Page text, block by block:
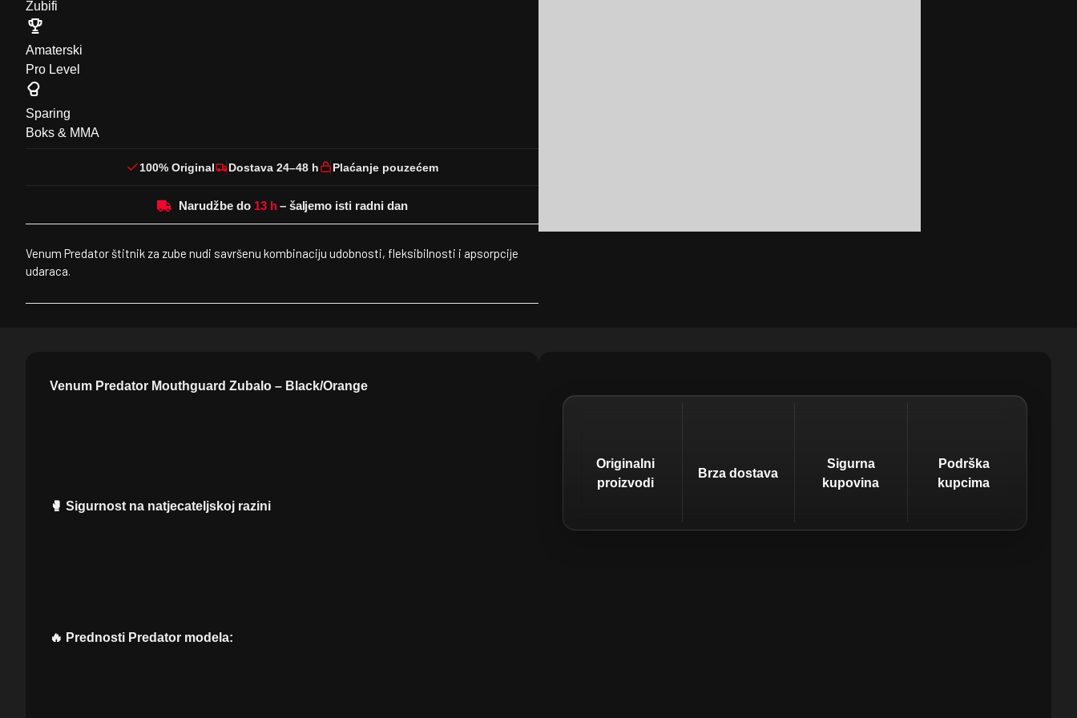
Zubifi
Amaterski
Pro Level
Sparing
Boks & MMA
100% Original Dostava 24–48 h Plaćanje pouzećem
Narudžbe do
Venum Predator štitnik za zube nudi savršenu kombinaciju udobnosti, fleksibilnosti i apsorpcije
udaraca.
Venum Predator Mouthguard Zubalo – Black/Orange
🥊 Sigurnost na natjecateljskoj razini
🔥 Prednosti Predator modela:
Originalni
proizvodi
Brza dostava
Sigurna
kupovina
Podrška
kupcima